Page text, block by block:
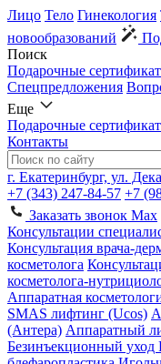
Лицо Тело Гинекология
новообразований
Поиск
Подарочные
Спецпредложения
Еще
Подарочные
Контакты
г. Екатеринбург, ул.
+7 (343) 247-84-57 +7
Заказать звонок Max
Консультации
Консультация врача-
косметолога
косметолога-
Аппаратная
SMAS лифтинг (Ucos)
(Антера) Аппаратный
Безинъекционный уход